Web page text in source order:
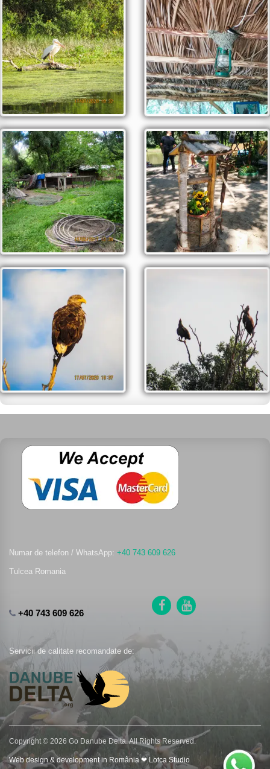
Numar de telefon / WhatsApp: +40 743 609 626
Tulcea Romania
+40 743 609 626
Servicii de calitate recomandate de:
Copyright © 2026 Go Danube Delta. All Rights Reserved.
Web design & development in România ❤ Lotca Studio